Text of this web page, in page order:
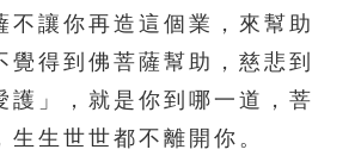
不讓你再造這個業，來幫助
覺得到佛菩薩幫助，慈悲到
護」，就是你到哪一道，菩
生生世世都不離開你。